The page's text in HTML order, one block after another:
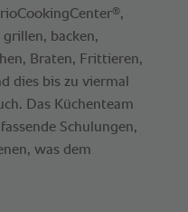
®,
backen,
Braten, Frittieren,
dies bis zu viermal
Das Küchenteam
Schulungen,
was dem